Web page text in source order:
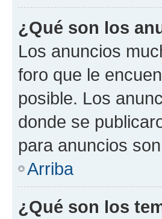
¿Qué son los
Los anuncios
foro que le
posible. Los
donde se
para anuncios
Arriba
¿Qué son los